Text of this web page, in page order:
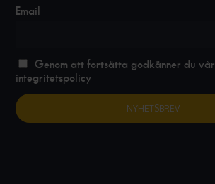
Email
Genom att fortsätta godkänner du vår
integritetspolicy